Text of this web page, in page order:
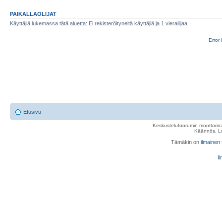
PAIKALLAOLIJAT
Käyttäjiä lukemassa tätä aluetta: Ei rekisteröityneitä käyttäjiä ja 1 vierailijaa
Error
Etusivu
Keskustelufoorumin
Käännös,
Tämäkin on ilmainen